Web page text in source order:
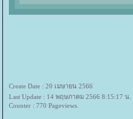
Create Date : 20 เมษายน 2566
Last Update : 14 พฤษภาคม 2566 8:15:17 น.
Counter : 770 Pageviews.